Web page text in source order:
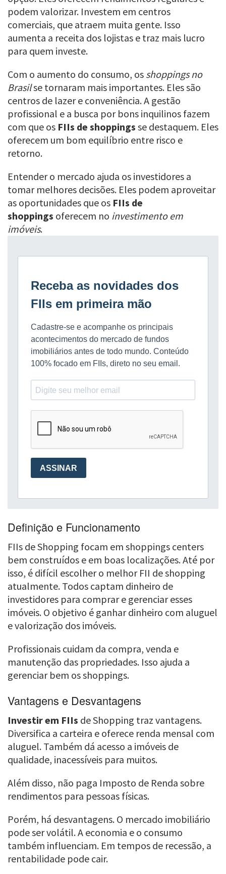
podem valorizar. Investem em centros
comerciais, que atraem muita gente. Isso
aumenta a receita dos lojistas e traz mais lucro
para quem investe.
Com o aumento do consumo, os shoppings no
Brasilse tornaram mais importantes. Eles são
centros de lazer e conveniência. A gestão
profissional e a busca por bons inquilinos fazem
com que os FIIs de shoppings se destaquem. Eles
oferecem um bom equilíbrio entre risco e
retorno.
Entender o mercado ajuda os investidores a
tomar melhores decisões. Eles podem aproveitar
as oportunidades que os FIIs de
shoppings oferecem no investimento em
imóveis.
Definição e Funcionamento
FIIs de Shopping focam em shoppings centers
bem construídos e em boas localizações. Até por
isso, é difícil escolher o melhor FII de shopping
atualmente. Todos captam dinheiro de
investidores para comprar e gerenciar esses
imóveis. O objetivo é ganhar dinheiro com aluguel
e valorização dos imóveis.
Profissionais cuidam da compra, venda e
manutenção das propriedades. Isso ajuda a
gerenciar bem os shoppings.
Vantagens e Desvantagens
Investir em FIIs de Shopping traz vantagens.
Diversifica a carteira e oferece renda mensal com
aluguel. Também dá acesso a imóveis de
qualidade, inacessíveis para muitos.
Além disso, não paga Imposto de Renda sobre
rendimentos para pessoas físicas.
Porém, há desvantagens. O mercado imobiliário
pode ser volátil. A economia e o consumo
também influenciam. Em tempos de recessão, a
rentabilidade pode cair.